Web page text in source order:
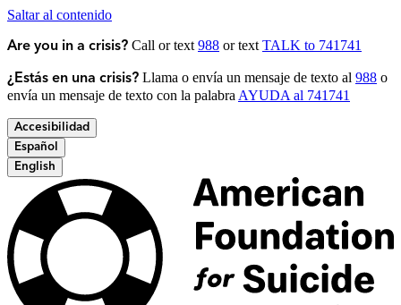
Saltar al contenido
Are you in a crisis? Call or text 988 or text TALK to 741741
¿Estás en una crisis? Llama o envía un mensaje de texto al 988 o
envía un mensaje de texto con la palabra AYUDA al 741741
Accesibilidad
Español
English